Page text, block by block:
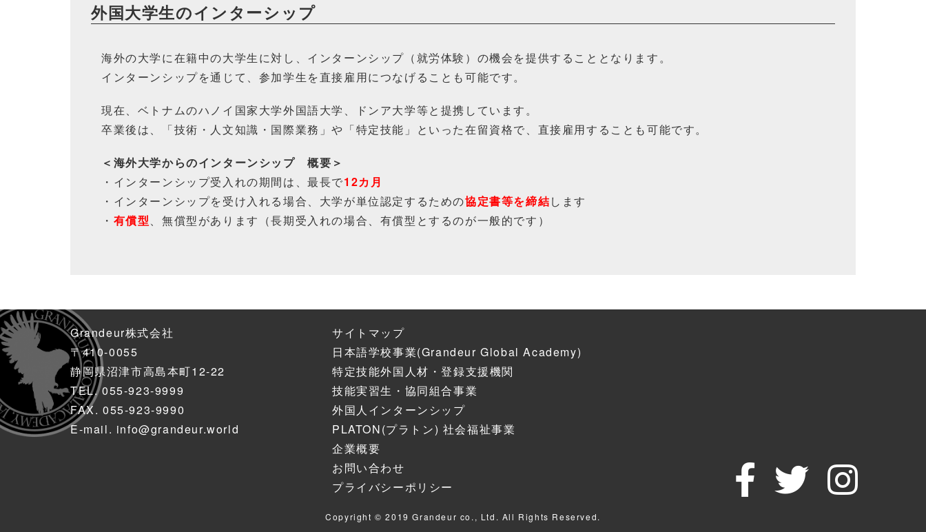
外国大学生のインターシップ
海外の大学に在籍中の大学生に対し、インターンシップ（就労体験）の機会を提供することとなります。
インターンシップを通じて、参加学生を直接雇用につなげることも可能です。
現在、ベトナムのハノイ国家大学外国語大学、ドンア大学等と提携しています。
卒業後は、「技術・人文知識・国際業務」や「特定技能」といった在留資格で、直接雇用することも可能です。
＜海外大学からのインターンシップ 概要＞
・インターンシップ受入れの期間は、最長で12カ月
・インターンシップを受け入れる場合、大学が単位認定するための協定書等を締結します
・ 有償型、無償型があります（長期受入れの場合、有償型とするのが一般的です）
Grandeur株式会社
〒410-0055
静岡県沼津市高島本町12-22
TEL.055-923-9999
FAX. 055-923-9990
E-mail. info@grandeur.world
サイトマップ
日本語学校事業(Grandeur Global Academy)
特定技能外国人材・登録支援機関
技能実習生・協同組合事業
外国人インターンシップ
PLATON(プラトン) 社会福祉事業
企業概要
お問い合わせ
プライバシーポリシー
Copyright © 2019 Grandeur co., Ltd. All Rights Reserved.